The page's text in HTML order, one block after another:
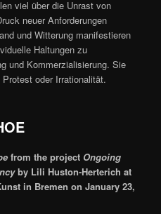
viel über die Unrast von
neuer Anforderungen
und Witterung manifestieren
Haltungen zu
und Kommerzialisierung. Sie
oder Irrationalität.
from the project Ongoing
by Lili Huston-Herterich at
in Bremen on January 23,